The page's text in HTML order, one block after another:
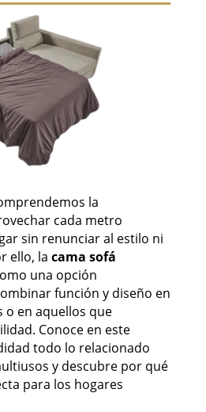
la
cada metro
sin renunciar al estilo ni
ello, la cama sofá
una opción
función y diseño en
o en aquellos que
Conoce en este
todo lo relacionado
y descubre por qué
para los hogares